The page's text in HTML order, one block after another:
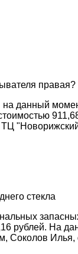
правая?
данный
ТЦ
стекла
рублей. На
Соколов Илья,